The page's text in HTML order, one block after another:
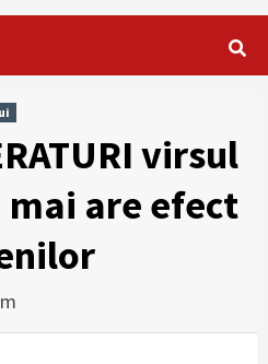
virsul
mai are efect